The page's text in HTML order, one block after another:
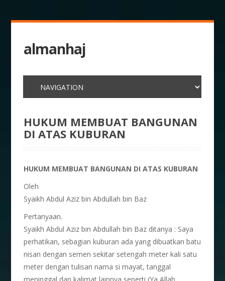
almanhaj
HUKUM MEMBUAT BANGUNAN
DI ATAS KUBURAN
HUKUM MEMBUAT BANGUNAN DI ATAS KUBURAN
Oleh
Syaikh Abdul Aziz bin Abdullah bin Baz
Pertanyaan.
Syaikh Abdul Aziz bin Abdullah bin Baz ditanya : Saya
perhatikan, sebagian kuburan ada yang dibuatkan batu
nisan dengan semen sekitar setengah meter kali satu
meter dengan tulisan nama si mayat, tanggal